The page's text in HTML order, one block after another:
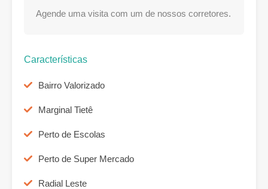
Agende uma visita com um de nossos corretores.
Características
Bairro Valorizado
Marginal Tietê
Perto de Escolas
Perto de Super Mercado
Radial Leste